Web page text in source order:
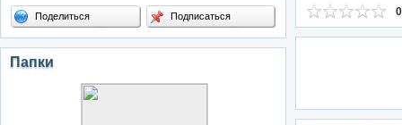
Поделиться Подписаться
Папки